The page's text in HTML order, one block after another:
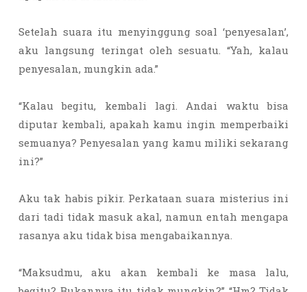
Setelah suara itu menyinggung soal ‘penyesalan’,
aku langsung teringat oleh sesuatu. “Yah, kalau
penyesalan, mungkin ada.”
“Kalau begitu, kembali lagi. Andai waktu bisa
diputar kembali, apakah kamu ingin memperbaiki
semuanya? Penyesalan yang kamu miliki sekarang
ini?”
Aku tak habis pikir. Perkataan suara misterius ini
dari tadi tidak masuk akal, namun entah mengapa
rasanya aku tidak bisa mengabaikannya.
“Maksudmu, aku akan kembali ke masa lalu,